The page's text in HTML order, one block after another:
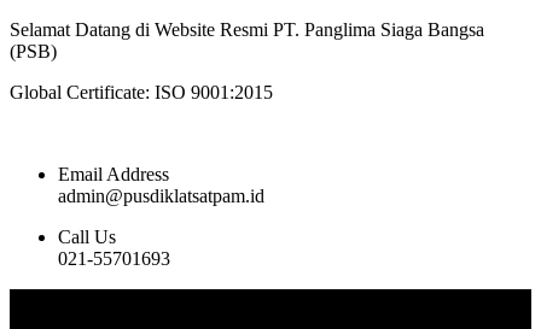
Selamat Datang di Website Resmi PT. Panglima Siaga Bangsa
(PSB)
Global Certificate: ISO 9001:2015
Email Address
admin@pusdiklatsatpam.id
Call Us
021-55701693